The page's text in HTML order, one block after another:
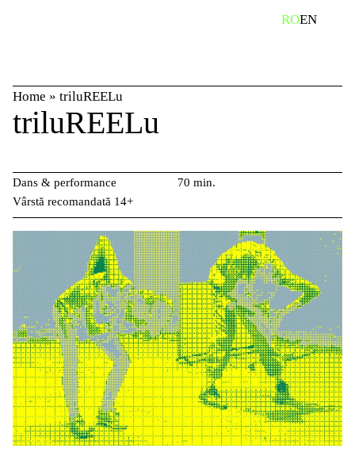
ROEN
Home » triluREELu
triluREELu
Dans & performance
Vârstă recomandată 14+
70 min.